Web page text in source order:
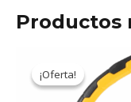
Productos
¡Oferta!
¡Oferta!was:
8.524ARS.
is: